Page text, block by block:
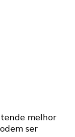
melhor
ser